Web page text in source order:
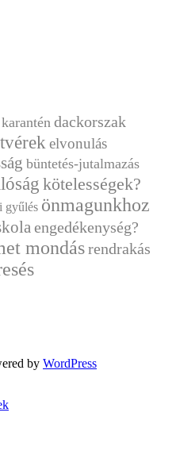
karantén dackorszak
elvonulás
büntetés-jutalmazás
kötelességek?
gyűlés önmagunkhoz
engedékenység?
mondásrendrakás
by WordPress